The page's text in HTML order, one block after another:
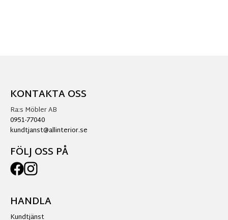
KONTAKTA OSS
Ra:s Möbler AB
0951-77040
kundtjanst@allinterior.se
FÖLJ OSS PÅ
HANDLA